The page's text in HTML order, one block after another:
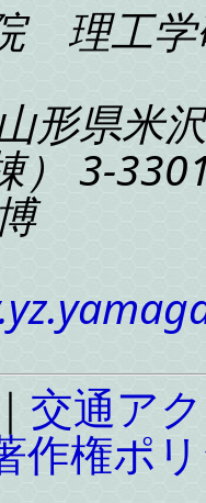
理工学
形県米
） 3-
｜ 交通ア
作権ポ